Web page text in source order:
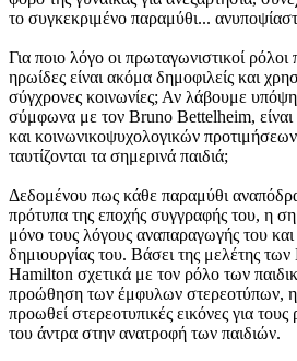
το συγκεκριμένο παραμύθι...
Για ποιο λόγο οι πρωταγωνιστικοί
ηρωίδες είναι ακόμα δημοφιλείς και
σύγχρονες κοινωνίες; Αν λάβουμε
σύμφωνα με τον Bruno Bettelheim, είναι
και κοινωνικοψυχολογικών
ταυτίζονται τα σημερινά παιδιά;
Δεδομένου πως κάθε παραμύθι
πρότυπα της εποχής συγγραφής του, η
μόνο τους λόγους αναπαραγωγής του και
δημιουργίας του. Βάσει της μελέτης
Hamilton σχετικά με τον ρόλο των
προώθηση των έμφυλων στερεοτύπων, η
προωθεί στερεοτυπικές εικόνες για τους
του άντρα στην ανατροφή των παιδιών.